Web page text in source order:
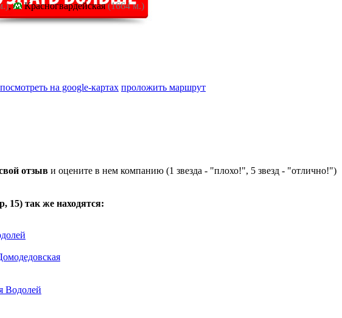
, Красногвардейская(1664 м.)
посмотреть на google-картах проложить маршрут
отзыв и оцените в нем компанию (1 звезда - "плохо!", 5 звезд - "отлично!")
15) так же находятся:
Водолей